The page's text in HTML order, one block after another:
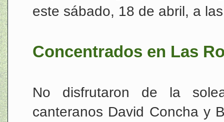
este sábado, 18 de abril, a
Concentrados en Las
No disfrutaron de la
canteranos David Concha y